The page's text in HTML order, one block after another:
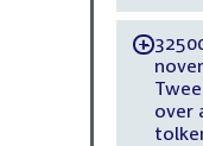
-
over